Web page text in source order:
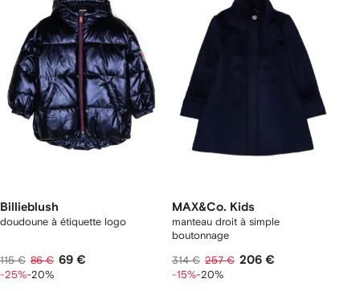
Billieblush
doudoune à étiquette logo
115 € 86 € 69 €
-25%-20%
MAX&Co. Kids
manteau droit à simple
boutonnage
314 € 257 € 206 €
-15%-20%